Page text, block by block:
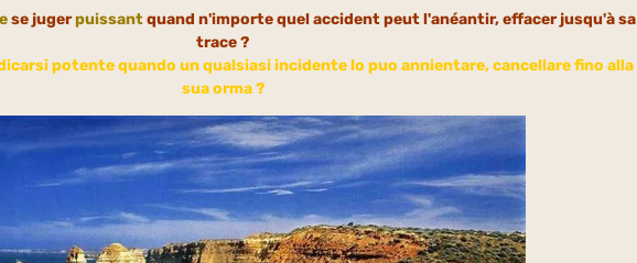
se jugerpuissantquand n'importe quel accident peut l'anéantir, effacer jusqu'à sa
trace ?
potente quando un qualsiasi incidente lo puo annientare, cancellare fino alla
sua orma ?